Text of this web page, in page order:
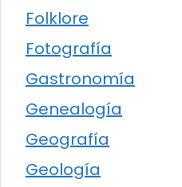
Folklore
Fotografía
Gastronomía
Genealogía
Geografía
Geología